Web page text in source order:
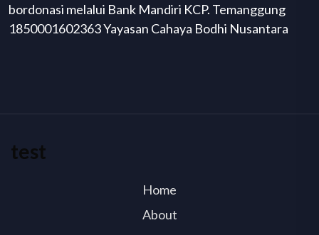
bordonasi melalui Bank Mandiri KCP. Temanggung
1850001602363 Yayasan Cahaya Bodhi Nusantara
test
Home
About